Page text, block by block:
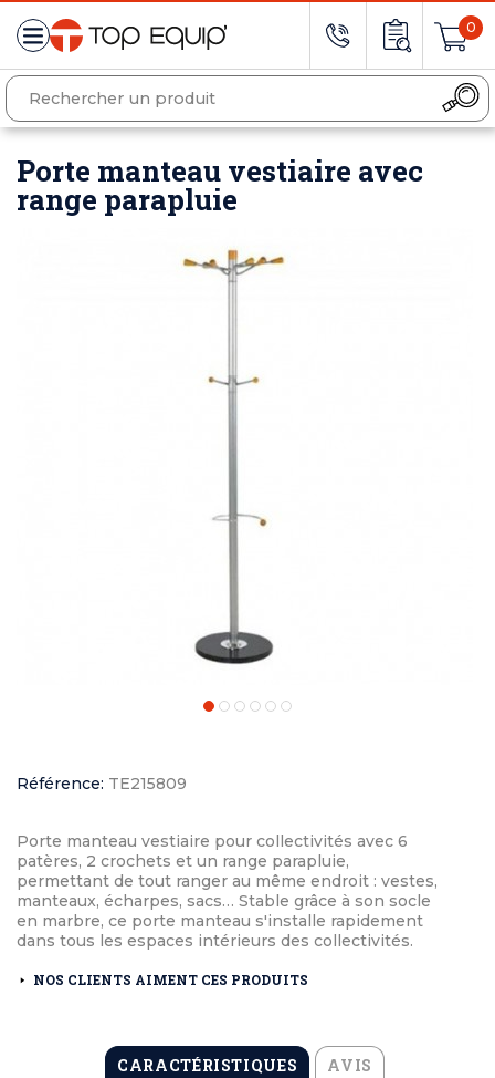
0
Porte manteau vestiaire avec
range parapluie
Référence: TE215809
Porte manteau vestiaire pour collectivités avec 6
patères, 2 crochets et un range parapluie,
permettant de tout ranger au même endroit : vestes,
manteaux, écharpes, sacs… Stable grâce à son socle
en marbre, ce porte manteau s'installe rapidement
dans tous les espaces intérieurs des collectivités.
NOS CLIENTS AIMENT CES PRODUITS
CARACTÉRISTIQUES AVIS